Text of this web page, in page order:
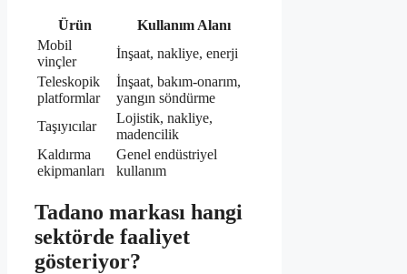
Ürün
Kullanım Alanı
Mobil
vinçler
İnşaat, nakliye, enerji
Teleskopik
platformlar
İnşaat, bakım-onarım,
yangın söndürme
Taşıyıcılar
Lojistik, nakliye,
madencilik
Kaldırma
ekipmanları
Genel endüstriyel
kullanım
Tadano markası hangi
sektörde faaliyet
gösteriyor?